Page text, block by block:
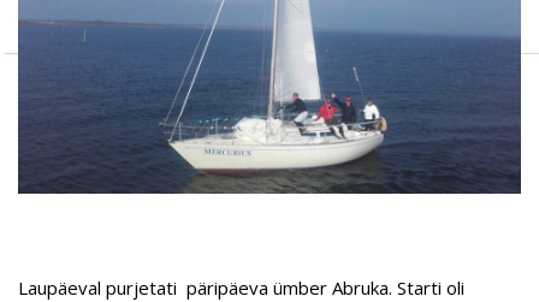
Laupäeval purjetati päripäeva ümber Abruka. Starti oli